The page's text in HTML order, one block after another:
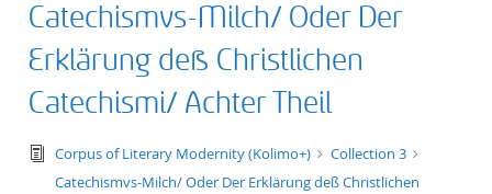
Catechismvs-Milch/ Oder Der
Erklärung deß Christlichen
Catechismi/ Achter Theil
text/tg.edition+tg.aggregation+xml
Corpus of Literary Modernity (Kolimo+)
Collection 3
Catechismvs-Milch/ Oder Der Erklärung deß Christlichen